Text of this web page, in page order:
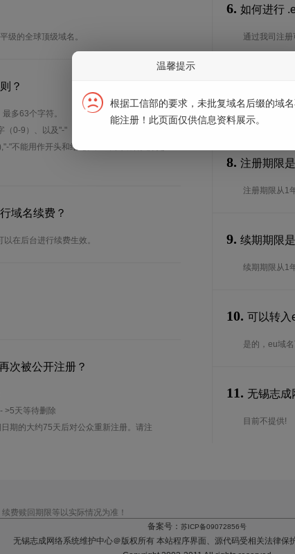
级的全球顶级域名。
？
多63个字符。
0-9）、以及"-"（英文中的连词号，即中横
"不能用作开头和结尾。注*中文域名实际是
域名续费？
在后台进行续费生效。
次被公开注册？
>5天等待删除
期的大约75天后对公众重新注册。请注
6. 如何进行
通过我司注册
谁可以注
想了解.eu域
8. 注册期限
注册期限从1
9. 续期期限
续期期限从1
10. 可以转入
是的，eu域
11. 无锡志成
目前不提供!
费赎回期限等以实际情况为准！
备案号： 苏ICP备09072856号
无锡志成网络系统维护中心＠版权所有 本站程序界面、源代码受相关法律保
温馨提示
根据工信部的要求，未批复域名后缀的域
能注册！此页面仅供信息资料展示。